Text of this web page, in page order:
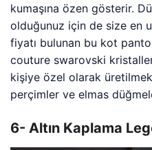
kumaşına özen gösterir.
olduğunuz için de size en
fiyatı bulunan bu kot
couture swarovski
kişiye özel olarak
perçimler ve elmas
6- Altın Kaplama